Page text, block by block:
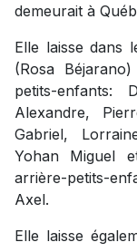
demeurait à
Elle laisse dans
(Rosa
petits-enfants:
Alexandre,
Gabriel,
Yohan Miguel
arrière-petits-
Axel.
Elle laisse